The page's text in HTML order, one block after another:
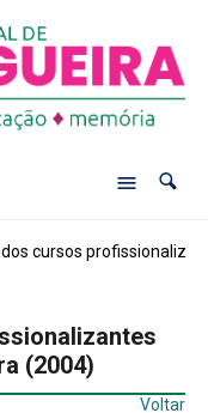
cursos
(2004)
Voltar